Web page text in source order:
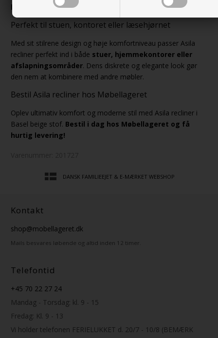
klassiske hjem.
Perfekt til stuen, kontoret eller læsehjørnet
Med sit stilrene design og høje komfortniveau passer Asila
recliner perfekt ind i både stuer, hjemmekontorer eller
afslapningsområder. Dens diskrete og elegante look gør
den nem at kombinere med andre møbler.
Bestil Asila recliner hos Møbellageret
Oplev ultimativ komfort og moderne stil med Asila recliner i
Basel beige stof. Bestil i dag hos Møbellageret og få
hurtig levering!
DANSK FAMILIEEJET & E-MÆRKET WEBSHOP
Kontakt
shop@mobellageret.dk
Mails besvares løbende og altid inden 12 timer.
Telefontid
+45 70 22 27 24
Mandag - Torsdag: kl. 9 - 15
Fredag: Kl. 9 - 13
Vi holder telefonen FERIELUKKET d. 20/7 - 10/8 (BEMÆRK